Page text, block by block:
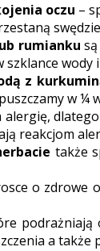
oczu –
rumianku
wody
z
w ¼
alergię,
reakcjom
także
o zdrowe
podrażniają
a także